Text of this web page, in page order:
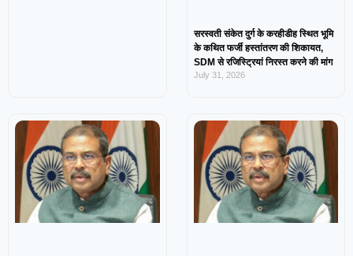
सरस्वती संकेत दुर्ग के करहीडीह स्थित भूमि
के कथित फर्जी हस्तांतरण की शिकायत,
SDM से रजिस्ट्रियां निरस्त करने की मांग
July 31, 2026